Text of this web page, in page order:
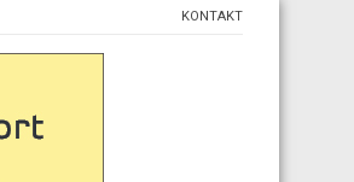
KONTAKT